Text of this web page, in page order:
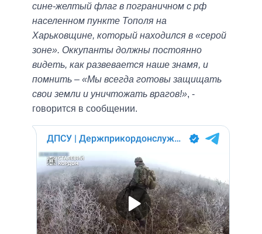
сине-желтый флаг в пограничном с рф
населенном пункте Тополя на
Харьковщине, который находился в «серой
зоне». Оккупанты должны постоянно
видеть, как развевается наше знамя, и
помнить – «Мы всегда готовы защищать
свои земли и уничтожать врагов!», -
говорится в сообщении.